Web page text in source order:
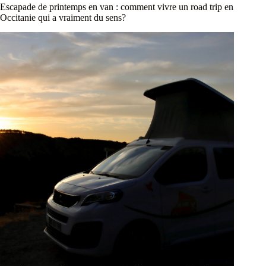
Escapade de printemps en van : comment vivre un road trip en
Occitanie qui a vraiment du sens?